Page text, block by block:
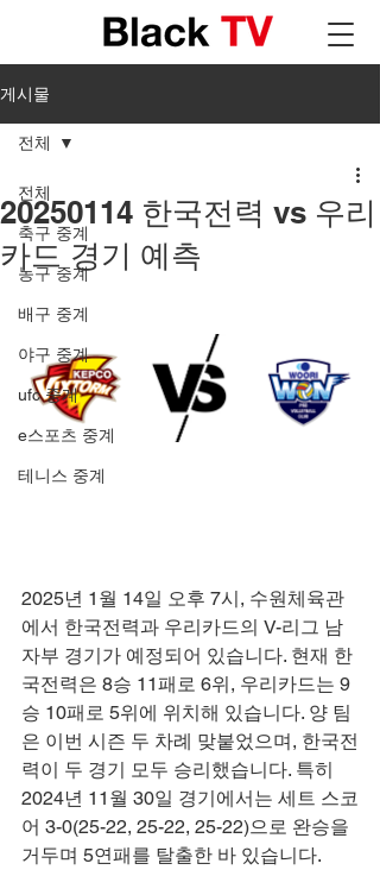
게시물
전체
축구 중계
농구 중계
배구 중계
야구 중계
ufc 중계
e스포츠 중계
테니스 중계
전체
20250114 한국전력 vs 우리
카드 경기 예측
2025년 1월 14일 오후 7시, 수원체육관
에서 한국전력과 우리카드의 V-리그 남
자부 경기가 예정되어 있습니다. 현재 한
국전력은 8승 11패로 6위, 우리카드는 9
승 10패로 5위에 위치해 있습니다. 양 팀
은 이번 시즌 두 차례 맞붙었으며, 한국전
력이 두 경기 모두 승리했습니다. 특히
2024년 11월 30일 경기에서는 세트 스코
어 3-0(25-22, 25-22, 25-22)으로 완승을
거두며 5연패를 탈출한 바 있습니다.